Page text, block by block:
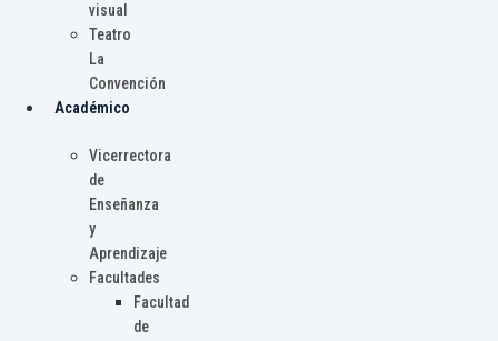
visual
Teatro
La
Convención
Académico
Vicerrectora
de
Enseñanza
y
Aprendizaje
Facultades
Facultad
de